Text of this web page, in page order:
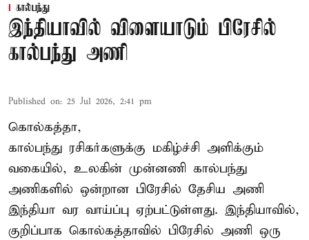
கால்பந்து
இந்தியாவில் விளையாடும் பிரேசில்
கால்பந்து அணி
Published on: 25 Jul 2026, 2:41 pm
கொல்கத்தா,
கால்பந்து ரசிகர்களுக்கு மகிழ்ச்சி அளிக்கும்
வகையில், உலகின் முன்னணி கால்பந்து
அணிகளில் ஒன்றான பிரேசில் தேசிய அணி
இந்தியா வர வாய்ப்பு ஏற்பட்டுள்ளது. இந்தியாவில்,
குறிப்பாக கொல்கத்தாவில் பிரேசில் அணி ஒரு